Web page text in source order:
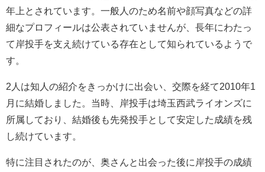
年上とされています。一般人のため名前や顔写真などの詳
細なプロフィールは公表されていませんが、長年にわたっ
て岸投手を支え続けている存在として知られているようで
す。
2人は知人の紹介をきっかけに出会い、交際を経て2010年1
月に結婚しました。当時、岸投手は埼玉西武ライオンズに
所属しており、結婚後も先発投手として安定した成績を残
し続けています。
特に注目されたのが、奥さんと出会った後に岸投手の成績